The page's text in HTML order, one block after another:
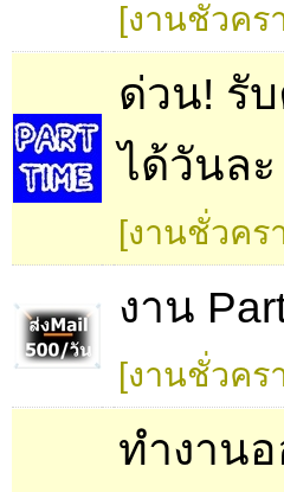
[งานชั่วคร
ด่วน! รั
ได้วันล
[งานชั่วคร
งาน
[งานชั่วคร
ทำงาน